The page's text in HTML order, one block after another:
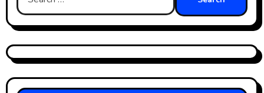
for: